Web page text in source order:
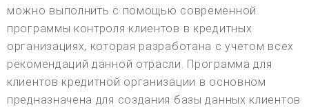
можно выполнить с помощью современной
программы контроля клиентов в кредитных
организациях, которая разработана с учетом всех
рекомендаций данной отрасли. Программа для
клиентов кредитной организации в основном
предназначена для создания базы данных клиентов